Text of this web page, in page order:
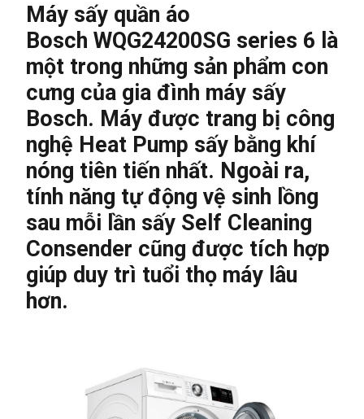
Máy sấy quần áo
Bosch WQG24200SG series 6 là
một trong những sản phẩm con
cưng của gia đình máy sấy
Bosch. Máy được trang bị công
nghệ Heat Pump sấy bằng khí
nóng tiên tiến nhất. Ngoài ra,
tính năng tự động vệ sinh lồng
sau mỗi lần sấy Self Cleaning
Consender cũng được tích hợp
giúp duy trì tuổi thọ máy lâu
hơn.